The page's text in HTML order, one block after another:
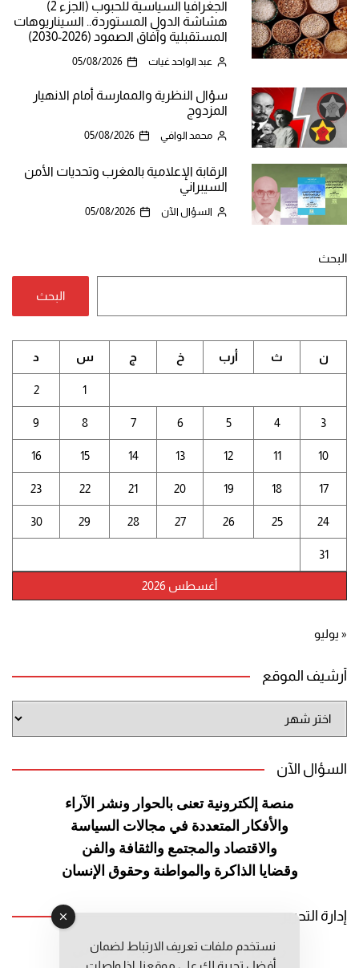
الجغرافيا السياسية للحبوب (الجزء 2)
هشاشة الدول المستوردة.. السيناريوهات
المستقبلية وآفاق الصمود (2026-2030)
عبد الواحد غيات 05/08/2026
سؤال النظرية والممارسة أمام الانهيار
المزدوج
محمد الوافي 05/08/2026
الرقابة الإعلامية بالمغرب وتحديات الأمن
السيبراني
السؤال الآن 05/08/2026
البحث
البحث
أغسطس 2026
ن ث أرب خ ج س د
1
2
3
4
5
6
7
8
9
10
11
12
13
14
15
16
17
18
19
20
21
22
23
24
25
26
27
28
29
30
31
« يوليو
أرشيف الموقع
الموقع
السؤال الآن
منصة إلكترونية تعنى بالحوار ونشر
الآراء
والأفكار المتعددة في مجالات السياسة
والاقتصاد والمجتمع والثقافة والفن
وقضايا الذاكرة والمواطنة وحقوق الإنسان
إدارة التحرير
رئيس التحرير: عبد الرحيم التوراني
نستخدم ملفات تعريف الارتباط لضمان
أفضل تجربة لك على موقعنا. إذا واصلت